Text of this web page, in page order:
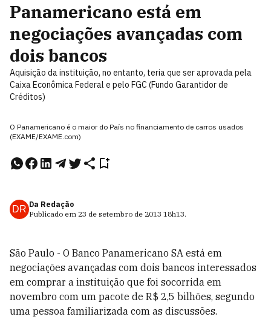
Panamericano está em
negociações avançadas com
dois bancos
Aquisição da instituição, no entanto, teria que ser aprovada pela
Caixa Econômica Federal e pelo FGC (Fundo Garantidor de
Créditos)
O Panamericano é o maior do País no financiamento de carros usados
(EXAME/EXAME.com)
DR Da Redação
Publicado em 23 de setembro de 2013 18h13.
São Paulo - O Banco Panamericano SA está em
negociações avançadas com dois bancos interessados
em comprar a instituição que foi socorrida em
novembro com um pacote de R$ 2,5 bilhões, segundo
uma pessoa familiarizada com as discussões.